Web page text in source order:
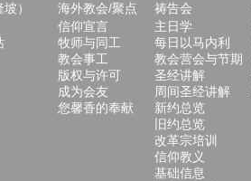
） 海外教会/聚点 祷告会
信仰宣言 主日学
牧师与同工 每日以马内利
教会事工 教会营会与节期
版权与许可 圣经讲解
成为会友 周间圣经讲解
您馨香的奉献 新约总览
旧约总览
改革宗培训
信仰教义
基础信息